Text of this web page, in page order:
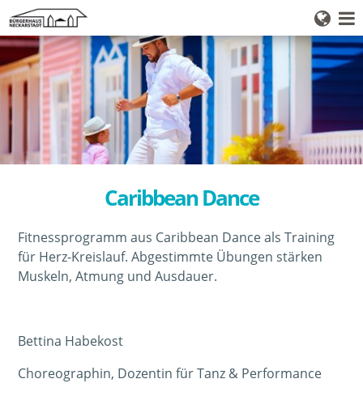
Caribbean Dance
Fitnessprogramm aus Caribbean Dance als Training
für Herz-Kreislauf. Abgestimmte Übungen stärken
Muskeln, Atmung und Ausdauer.
Bettina Habekost
Choreographin, Dozentin für Tanz & Performance
Startseite
Kursangebote
Mehrgenerationenhaus
Vermietung
Kontakt
Deutsch
English
Türkçe